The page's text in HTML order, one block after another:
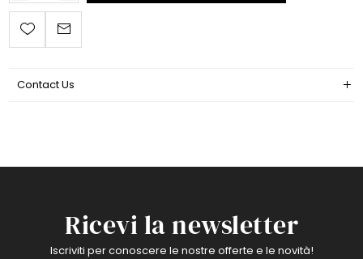
Contact Us
Ricevi la newsletter
Iscriviti per conoscere le nostre offerte e le novità!